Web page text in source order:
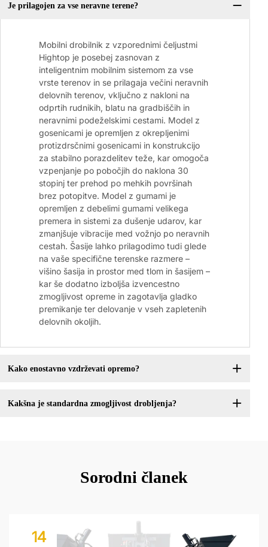
Je prilagojen za vse neravne terene?
Mobilni drobilnik z vzporednimi čeljustmi
Hightop je posebej zasnovan z
inteligentnim mobilnim sistemom za vse
vrste terenov in se prilagaja večini neravnih
delovnih terenov, vključno z nakloni na
odprtih rudnikih, blatu na gradbiščih in
neravnimi podeželskimi cestami. Model z
gosenicami je opremljen z okrepljenimi
protizdrsčnimi gosenicami in konstrukcijo
za stabilno porazdelitev teže, kar omogoča
vzpenjanje po pobočjih do naklona 30
stopinj ter prehod po mehkih površinah
brez potopitve. Model z gumami je
opremljen z debelimi gumami velikega
premera in sistemi za dušenje udarov, kar
zmanjšuje vibracije med vožnjo po neravnih
cestah. Šasije lahko prilagodimo tudi glede
na vaše specifične terenske razmere –
višino šasija in prostor med tlom in šasijem –
kar še dodatno izboljša izvencestno
zmogljivost opreme in zagotavlja gladko
premikanje ter delovanje v vseh zapletenih
delovnih okoljih.
Kako enostavno vzdrževati opremo?
Kakšna je standardna zmogljivost drobljenja?
Sorodni članek
14